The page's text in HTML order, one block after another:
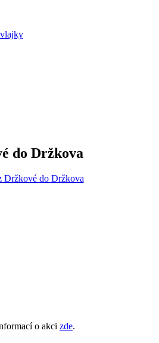
do Držkova
o akci zde.